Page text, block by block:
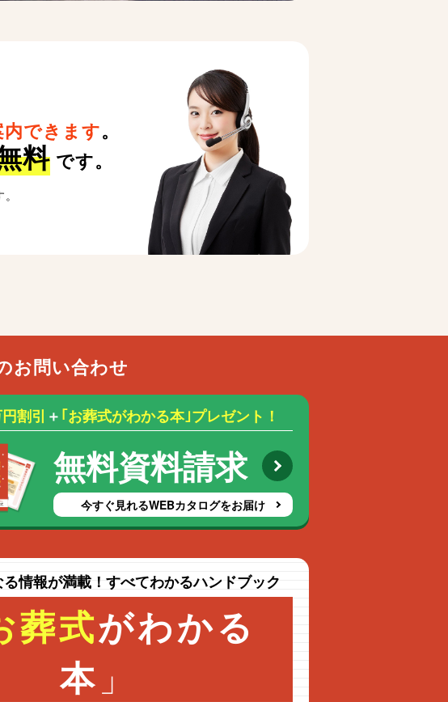
できます。
料 です。
お問い合わせ
割引 ＋｢お葬式がわかる本｣プレゼント！
無料資料請求
今すぐ見れるWEBカタログをお届け
情報が満載！すべてわかるハンドブック
葬式がわかる
本 」